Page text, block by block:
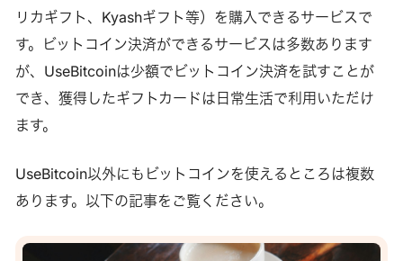
リカギフト、Kyashギフト等）を購入できるサービスで
す。ビットコイン決済ができるサービスは多数あります
が、UseBitcoinは少額でビットコイン決済を試すことが
でき、獲得したギフトカードは日常生活で利用いただけ
ます。
UseBitcoin以外にもビットコインを使えるところは複数
あります。以下の記事をご覧ください。